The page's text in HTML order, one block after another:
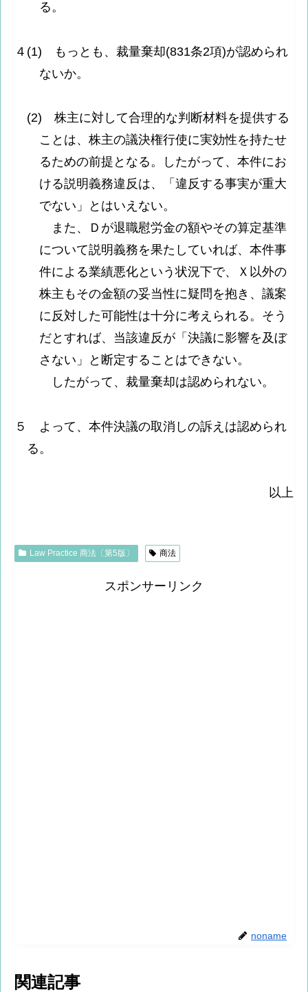
る。
４(1) もっとも、裁量棄却(831条2項)が認められ
ないか。
(2) 株主に対して合理的な判断材料を提供する
ことは、株主の議決権行使に実効性を持たせ
るための前提となる。したがって、本件にお
ける説明義務違反は、「違反する事実が重大
でない」とはいえない。
また、Ｄが退職慰労金の額やその算定基準
について説明義務を果たしていれば、本件事
件による業績悪化という状況下で、Ｘ以外の
株主もその金額の妥当性に疑問を抱き、議案
に反対した可能性は十分に考えられる。そう
だとすれば、当該違反が「決議に影響を及ぼ
さない」と断定することはできない。
したがって、裁量棄却は認められない。
５ よって、本件決議の取消しの訴えは認められ
る。
以上
Law Practice 商法〔第5版〕 商法
スポンサーリンク
noname
関連記事